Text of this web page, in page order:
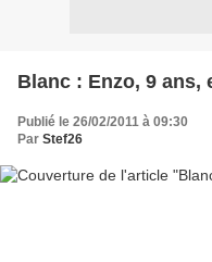
Blanc : Enzo, 9 ans,
Publié le 26/02/2011 à 09:30
Par Stef26